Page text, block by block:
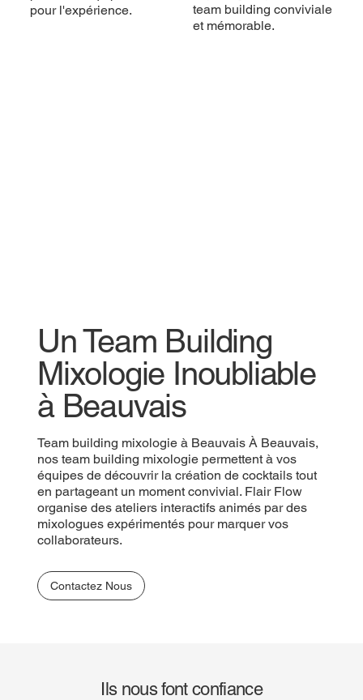
pour l'expérience.
team building conviviale
et mémorable.
Un Team Building
Mixologie Inoubliable
à Beauvais
Team building mixologie à Beauvais À Beauvais,
nos team building mixologie permettent à vos
équipes de découvrir la création de cocktails tout
en partageant un moment convivial. Flair Flow
organise des ateliers interactifs animés par des
mixologues expérimentés pour marquer vos
collaborateurs.
Contactez Nous
Ils nous font confiance